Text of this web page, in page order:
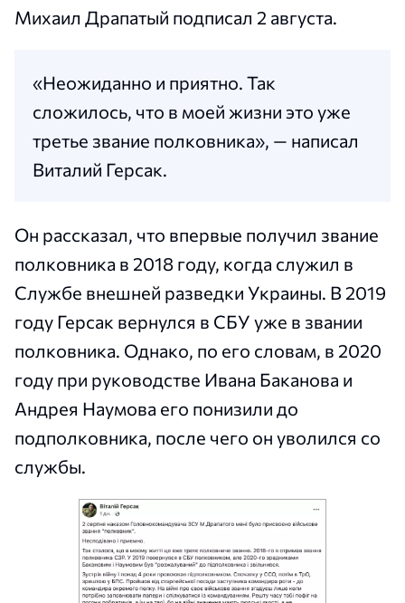
Михаил Драпатый подписал 2 августа.
«Неожиданно и приятно. Так
сложилось, что в моей жизни это уже
третье звание полковника», — написал
Виталий Герсак.
Он рассказал, что впервые получил звание
полковника в 2018 году, когда служил в
Службе внешней разведки Украины. В 2019
году Герсак вернулся в СБУ уже в звании
полковника. Однако, по его словам, в 2020
году при руководстве Ивана Баканова и
Андрея Наумова его понизили до
подполковника, после чего он уволился со
службы.